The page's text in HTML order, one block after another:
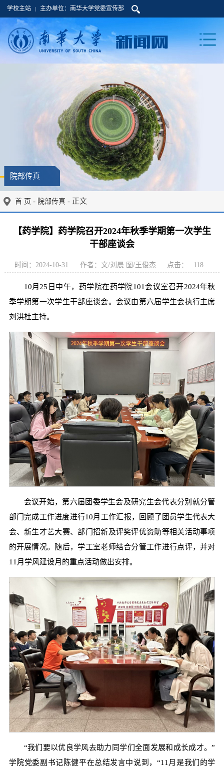
学校主站 | 主办单位：南华大学党委宣传部
院部传真
首 页 - 院部传真 - 正文
【药学院】药学院召开2024年秋季学期第一次学生
干部座谈会
时间：2024-10-31 作者：文/刘晨 图/王俊杰 点击： 118
10月25日中午，药学院在药学院101会议室召开2024年秋
季学期第一次学生干部座谈会。会议由第六届学生会执行主席
刘洪杜主持。
会议开始，第六届团委学生会及研究生会代表分别就分管
部门完成工作进度进行10月工作汇报，回顾了团员学生代表大
会、新生才艺大赛、部门招新及评奖评优资助等相关活动事项
的开展情况。随后，学工室老师结合分管工作进行点评，并对
11月学风建设月的重点活动做出安排。
“我们要以优良学风去助力同学们全面发展和成长成才。”
学院党委副书记陈健平在总结发言中说到，“11月是我们的学